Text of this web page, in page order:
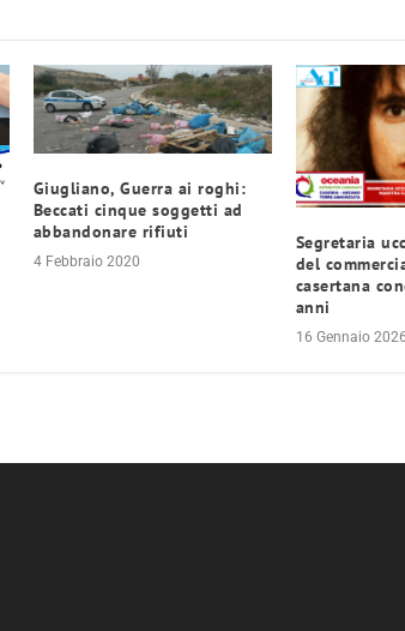
Giugliano, Guerra ai roghi:
Beccati cinque soggetti ad
abbandonare rifiuti
4 Febbraio 2020
Segretaria
del
casertana
anni
16 Gennaio 2026